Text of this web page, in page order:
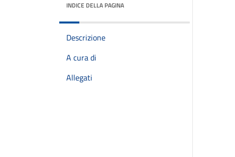
INDICE DELLA PAGINA
Descrizione
A cura di
Allegati